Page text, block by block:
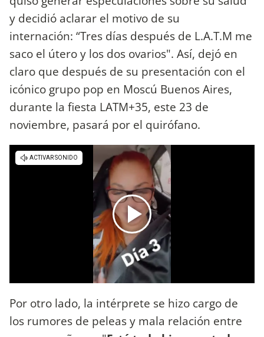
y decidió aclarar el motivo de su
internación: “Tres días después de L.A.T.M me
saco el útero y los dos ovarios". Así, dejó en
claro que después de su presentación con el
icónico grupo pop en Moscú Buenos Aires,
durante la fiesta LATM+35, este 23 de
noviembre, pasará por el quirófano.
Por otro lado, la intérprete se hizo cargo de
los rumores de peleas y mala relación entre